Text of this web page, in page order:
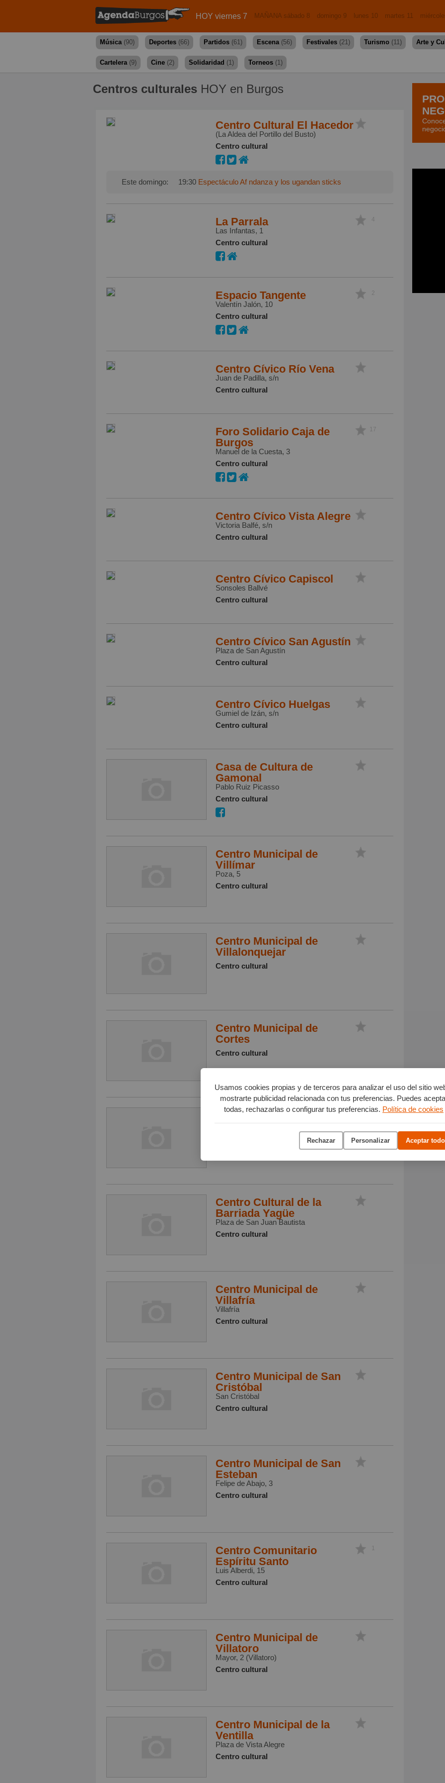
Usamos cookies propias y de terceros para analizar el uso del sitio
mostrarte publicidad relacionada con tus preferencias. Puedes
todas, rechazarlas o configurar tus preferencias. Política de cookies
Rechazar Personalizar Aceptar todo
HOY viernes 7 MAÑANA sábado 8 domingo 9 lunes 10 martes 11
Música (90) Deportes (66) Partidos (61) Escena (56) Festivales (21) Turismo (11) Arte y
Cartelera (9) Cine (2) Solidaridad (1) Torneos (1)
Centros culturales HOY en Burgos
Centro Cultural El Hacedor
(La Aldea del Portillo del Busto)
Centro cultural
Este domingo: 19:30 Espectáculo Af ndanza y los ugandan sticks
La Parrala
Las Infantas, 1
Centro cultural
Espacio Tangente
Valentín Jalón, 10
Centro cultural
2
Centro Cívico Río Vena
Juan de Padilla, s/n
Centro cultural
Foro Solidario Caja de
Burgos
Manuel de la Cuesta, 3
Centro cultural
17
Centro Cívico Vista Alegre
Victoria Balfé, s/n
Centro cultural
Centro Cívico Capiscol
Sonsoles Ballvé
Centro cultural
Centro Cívico San Agustín
Plaza de San Agustín
Centro cultural
Centro Cívico Huelgas
Gumiel de Izán, s/n
Centro cultural
Casa de Cultura de
Gamonal
Pablo Ruiz Picasso
Centro cultural
Centro Municipal de
Villímar
Poza, 5
Centro cultural
Centro Municipal de
Villalonquejar
Centro cultural
Centro Municipal de
Cortes
Centro cultural
Centro Municipal del
Crucero
Centro Cultural de la
Barriada Yagüe
Plaza de San Juan Bautista
Centro cultural
Centro Municipal de
Villafría
Villafría
Centro cultural
Centro Municipal de San
Cristóbal
San Cristóbal
Centro cultural
Centro Municipal de San
Esteban
Felipe de Abajo, 3
Centro cultural
Centro Comunitario
Espíritu Santo
Luis Alberdi, 15
Centro cultural
1
Centro Municipal de
Villatoro
Mayor, 2 (Villatoro)
Centro cultural
Centro Municipal de la
Ventilla
Plaza de Vista Alegre
Centro cultural